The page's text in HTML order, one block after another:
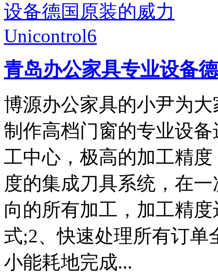
青岛办公家具专业设备
博源办公家具的小尹为
制作高档门窗的专业设
工中心，极高的加工精
度的集成刀具系统，在
向的所有加工，加工精
式;2、快速处理所有订
小能耗地完成...